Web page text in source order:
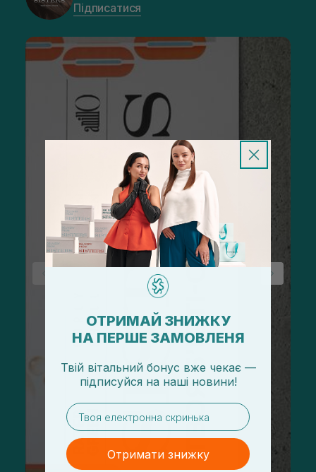
Підписатися
ОТРИМАЙ ЗНИЖКУ
НА ПЕРШЕ ЗАМОВЛЕНЯ
Твій вітальний бонус вже чекає —
підписуйся на наші новини!
email
Отримати знижку